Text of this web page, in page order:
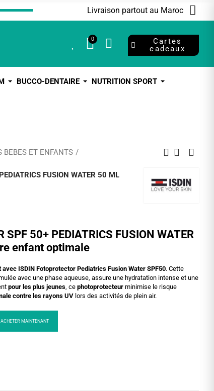
Livraison partout au Maroc
0
Cartes
cadeaux
BUCCO-DENTAIRE NUTRITION SPORT
BEBES ET ENFANTS
FUSION WATER 50 ML
SPF 50+ PEDIATRICS FUSION WATER
enfant optimale
ISDIN Fotoprotector Pediatrics Fusion Water SPF50. Cette
avec une phase aqueuse, assure une hydratation intense et une
pour les plus jeunes, ce photoprotecteur minimise le risque
contre les rayons UV lors des activités de plein air.
ACHETER MAINTENANT